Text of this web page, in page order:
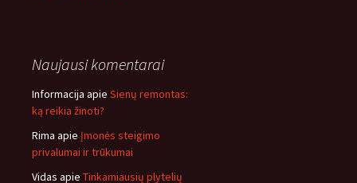
Naujausi komentarai
Informacija apie Sienų remontas:
ką reikia žinoti?
Rima apie Įmonės steigimo
privalumai ir trūkumai
Vidas apie Tinkamiausių plytelių